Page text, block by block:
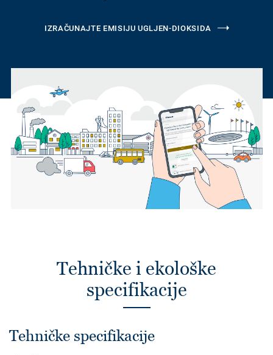
IZRAČUNAJTE EMISIJU UGLJEN-DIOKSIDA
Tehničke i ekološke
specifikacije
Tehničke specifikacije